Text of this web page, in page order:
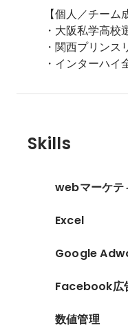
【個人／チーム
・大阪私学高校
・関西プリンス
・インターハイ
Skills
webマーケテ
Excel
Google
Facebook広
数値管理